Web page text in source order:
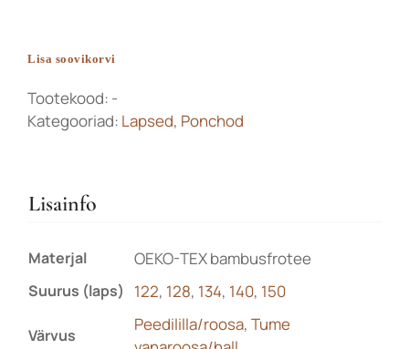
Lisa soovikorvi
Tootekood: -
Kategooriad: Lapsed, Ponchod
Lisainfo
Materjal OEKO-TEX bambusfrotee
Suurus (laps) 122, 128, 134, 140, 150
Värvus
Peedililla/roosa, Tume